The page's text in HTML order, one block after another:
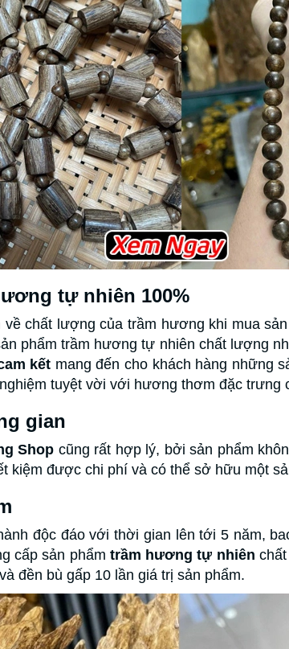
tự nhiên 100%
chất lượng của trầm hương khi mua
phẩm trầm hương tự nhiên chất lượng
kết mang đến cho khách hàng những
tuyệt vời với hương thơm đặc trưng
gian
Shop cũng rất hợp lý, bởi sản phẩm
kiệm được chi phí và có thể sở hữu một
độc đáo với thời gian lên tới 5 năm,
cấp sản phẩm trầm hương tự nhiên
đền bù gấp 10 lần giá trị sản phẩm.